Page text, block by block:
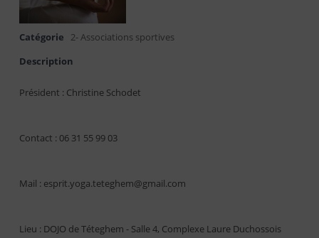
Catégorie
2- Associations sportives
Description
Président : Christine Schodet
Contact : 06 31 55 99 03
Mail : esprit.yoga.teteghem@gmail.com
Lieu : DOJO de Téteghem - Salle 4, Complexe Laure Duchossois